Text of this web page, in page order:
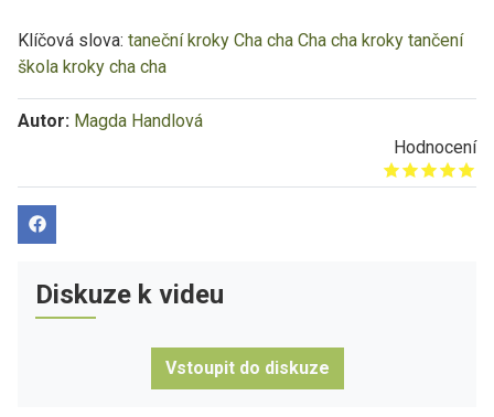
Klíčová slova: taneční kroky Cha cha Cha cha kroky tančení
škola kroky cha cha
Autor: Magda Handlová
Hodnocení
Give it 1/5
Give it 2/5
Give it 3/5
Give it 4/5
Give it 5/5
Diskuze k videu
Vstoupit do diskuze